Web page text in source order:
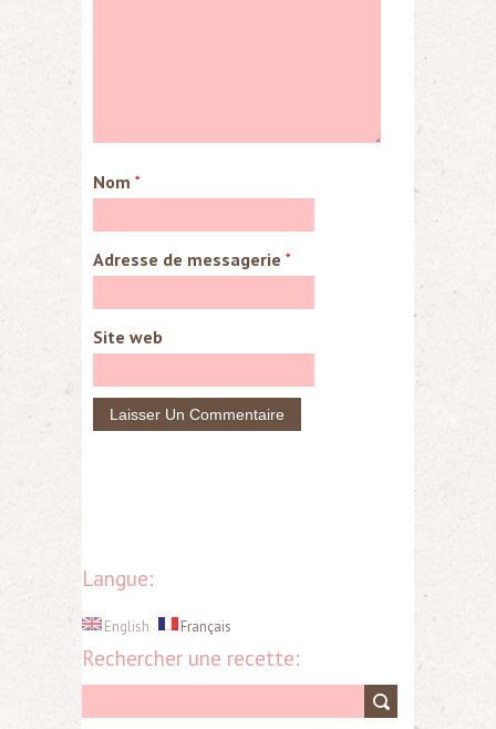
Nom *
Adresse de messagerie *
Site web
Langue:
English Français
Rechercher une recette: